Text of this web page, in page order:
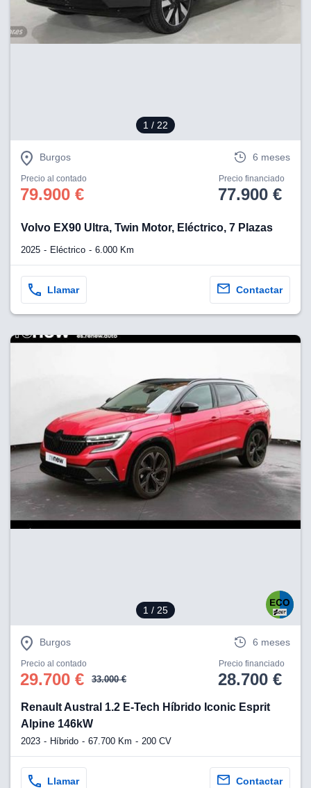
e
socios
1 / 22
Burgos 6 meses
Precio al contado
79.900 €
Precio financiado
77.900 €
Volvo EX90 Ultra, Twin Motor, Eléctrico, 7 Plazas
2025 Eléctrico 6.000 Km
Llamar Contactar
1 / 25
Burgos 6 meses
Precio al contado
29.700 € 33.000 €
Precio financiado
28.700 €
Renault Austral 1.2 E-Tech Híbrido Iconic Esprit
Alpine 146kW
2023 Híbrido 67.700 Km 200 CV
Llamar Contactar